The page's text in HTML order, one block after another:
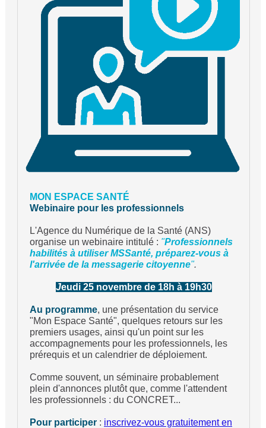
MON ESPACE SANTÉ
Webinaire pour les professionnels
L'Agence du Numérique de la Santé (ANS)
organise un webinaire intitulé : "Professionnels
habilités à utiliser MSSanté, préparez-vous à
l'arrivée de la messagerie citoyenne".
Jeudi 25 novembre de 18h à 19h30
Au programme, une présentation du service
"Mon Espace Santé", quelques retours sur les
premiers usages, ainsi qu'un point sur les
accompagnements pour les professionnels, les
prérequis et un calendrier de déploiement.
Comme souvent, un séminaire probablement
plein d'annonces plutôt que, comme l'attendent
les professionnels : du CONCRET...
Pour participer : inscrivez-vous gratuitement en